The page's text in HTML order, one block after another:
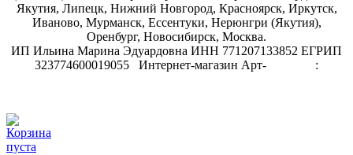
Якутия, Липецк, Нижний Новгород, Красноярск, Иркутск,
Иваново, Мурманск, Ессентуки, Нерюнгри (Якутия),
Оренбург, Новосибирск, Москва.
ИП Ильина Марина Эдуардовна ИНН 771207133852 ЕГРИП
323774600019055
Интернет-магазин Арт-
:
Корзина
пуста